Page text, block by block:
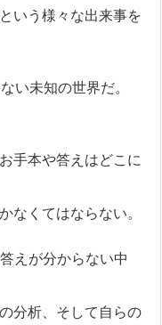
いう様々な出来事を
い未知の世界だ。
手本や答えはどこに
なくてはならない。
えが分からない中
分析、そして自らの